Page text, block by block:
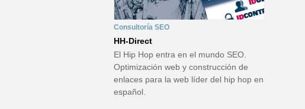
Consultoría SEO
HH-Direct
El Hip Hop entra en el mundo SEO.
Optimización web y construcción de
enlaces para la web líder del hip hop en
español.